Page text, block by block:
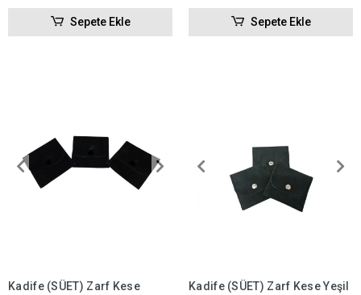
Sepete Ekle Sepete Ekle
Kadife (SÜET) Zarf Kese
Kadife (SÜET) Zarf Kese Yeşil